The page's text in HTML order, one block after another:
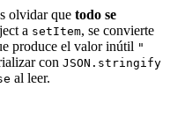
olvidar que todo se
a setItem, se convierte
produce el valor inútil "
con JSON.stringify
al leer.